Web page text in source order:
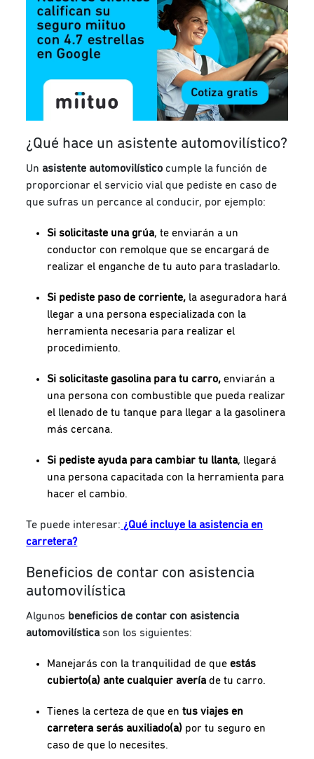
¿Qué hace un asistente automovilístico?
Un asistente automovilístico cumple la función de
proporcionar el servicio vial que pediste en caso de
que sufras un percance al conducir, por ejemplo:
Si solicitaste una grúa, te enviarán a un
conductor con remolque que se encargará de
realizar el enganche de tu auto para trasladarlo.
Si pediste paso de corriente, la aseguradora hará
llegar a una persona especializada con la
herramienta necesaria para realizar el
procedimiento.
Si solicitaste gasolina para tu carro, enviarán a
una persona con combustible que pueda realizar
el llenado de tu tanque para llegar a la gasolinera
más cercana.
Si pediste ayuda para cambiar tu llanta, llegará
una persona capacitada con la herramienta para
hacer el cambio.
Te puede interesar: ¿Qué incluye la asistencia en
carretera?
Beneficios de contar con asistencia
automovilística
Algunos beneficios de contar con asistencia
automovilísticason los siguientes:
Manejarás con la tranquilidad de queestás
cubierto(a) ante cualquier averíade tu carro.
Tienes la certeza de que en tus viajes en
carretera serás auxiliado(a) por tu seguro en
caso de que lo necesites.